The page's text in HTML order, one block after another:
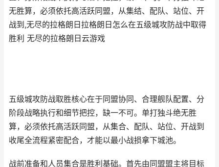
无胜算，必须依托高活跃同盟，从集结、配队、站位、开
战到,无尽的拉格朗日拉格朗日怎么在五级城攻防战中取得
胜利 无尽的拉格朗日云游戏
五级城攻防战取胜核心在于同盟协同、合理舰队配置、分
阶段战略执行和细节把控，缺一不可。单打独斗绝无胜
算，必须依托高活跃同盟，从集合、配队、站位、开战到
收尾全流程紧密配合，才能以最小战损拿下城池。
战前准备和人员集合是胜利基础。首先由同盟盟主将目标